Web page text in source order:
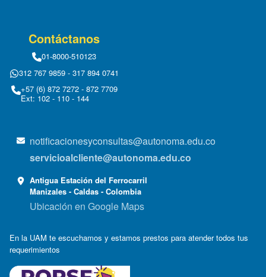
Contáctanos
01-8000-510123
312 767 9859 - 317 894 0741
+57 (6) 872 7272 - 872 7709
Ext: 102 - 110 - 144
notificacionesyconsultas@autonoma.edu.co
servicioalcliente@autonoma.edu.co
Antigua Estación del Ferrocarril
Manizales - Caldas - Colombia
Ubicación en Google Maps
En la UAM te escuchamos y estamos prestos para atender todos tus
requerimientos